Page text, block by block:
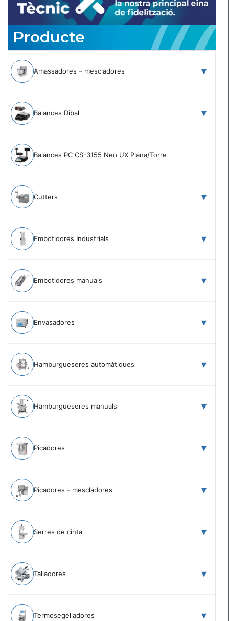
Producte
Amassadores – mescladores
Balances Dibal
Balances PC CS-3155 Neo UX Plana/Torre
Cutters
Embotidores Industrials
Embotidores manuals
Envasadores
Hamburgueseres automàtiques
Hamburgueseres manuals
Picadores
Picadores - mescladores
Serres de cinta
Talladores
Termosegelladores